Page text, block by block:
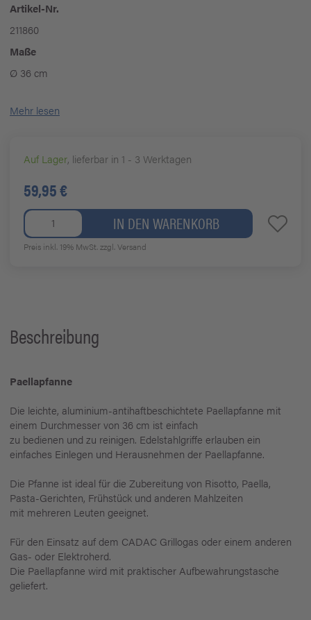
Artikel-Nr.
211860
Maße
Ø 36 cm
Mehr lesen
Auf Lager, lieferbar in 1 - 3 Werktagen
59,95 €
IN DEN WARENKORB
Preis inkl. 19% MwSt.zzgl. Versand
Beschreibung
Paellapfanne
Die leichte, aluminium-antihaftbeschichtete Paellapfanne mit
einem Durchmesser von 36 cm ist einfach
zu bedienen und zu reinigen. Edelstahlgriffe erlauben ein
einfaches Einlegen und Herausnehmen der Paellapfanne.
Die Pfanne ist ideal für die Zubereitung von Risotto, Paella,
Pasta-Gerichten, Frühstück und anderen Mahlzeiten
mit mehreren Leuten geeignet.
Für den Einsatz auf dem CADAC Grillogas oder einem anderen
Gas- oder Elektroherd.
Die Paellapfanne wird mit praktischer Aufbewahrungstasche
geliefert.